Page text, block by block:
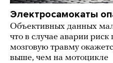
Электросамокаты
Объективных данных
что в случае аварии риск
мозговую травму
выше, чем на мотоцикле